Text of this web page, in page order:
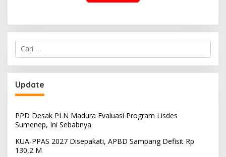
Cari
untuk:
Update
PPD Desak PLN Madura Evaluasi Program Lisdes
Sumenep, Ini Sebabnya
KUA-PPAS 2027 Disepakati, APBD Sampang Defisit Rp
130,2 M